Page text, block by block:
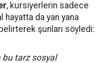
, kursiyerlerin sadece
hayatta da yan yana
şunları söyledi:
bu tarz sosyal